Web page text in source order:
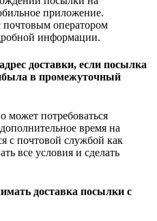
приложение.
почтовым оператором
информации.
доставки, если посылка
в промежуточный
может потребоваться
время на
с почтовой службой как
все условия и сделать
доставка посылки с